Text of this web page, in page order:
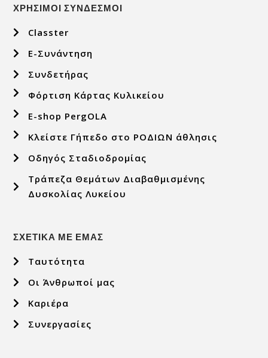
ΧΡΗΣΙΜΟΙ ΣΥΝΔΕΣΜΟΙ
Classter
E-Συνάντηση
Συνδετήρας
Φόρτιση Κάρτας Κυλικείου
E-shop PergOLA
Κλείστε Γήπεδο στο ΡΟΔΙΩΝ άθλησις
Οδηγός Σταδιοδρομίας
Τράπεζα Θεμάτων Διαβαθμισμένης
Δυσκολίας Λυκείου
ΣΧΕΤΙΚΑ ΜΕ ΕΜΑΣ
Ταυτότητα
Οι Άνθρωποί μας
Καριέρα
Συνεργασίες